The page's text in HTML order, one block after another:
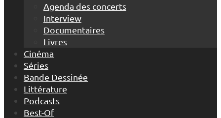
Agenda des concerts
Interview
Documentaires
Livres
Cinéma
Séries
Bande Dessinée
Littérature
Podcasts
Best-Of